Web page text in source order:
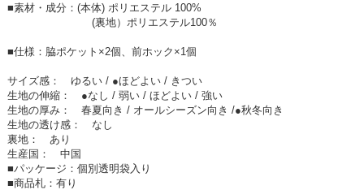
安心と安全：専門の検品工場で、一品一品検査して合格した商品です。
ー
225501
■素材・成分：(本体) ポリエステル 100%
(裏地）ポリエステル100％
■仕様：脇ポケット×2個、前ホック×1個
サイズ感： ゆるい / ●ほどよい / きつい
生地の伸縮： ●なし / 弱い / ほどよい / 強い
生地の厚み： 春夏向き / オールシーズン向き /●秋冬向き
生地の透け感： なし
裏地： あり
生産国： 中国
■パッケージ：個別透明袋入り
■商品札：有り